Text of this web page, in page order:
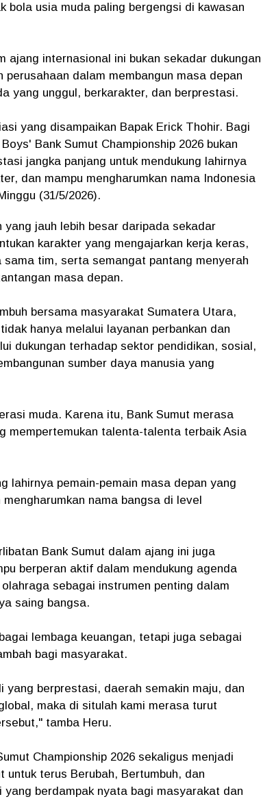
bola usia muda paling bergengsi di kawasan
ajang internasional ini bukan sekadar dukungan
dalam membangun masa depan
yang unggul, berkarakter, dan berprestasi.
yang disampaikan Bapak Erick Thohir. Bagi
Bank Sumut Championship 2026 bukan
jangka panjang untuk mendukung lahirnya
dan mampu mengharumkan nama Indonesia
(31/5/2026).
yang jauh lebih besar daripada sekadar
karakter yang mengajarkan kerja keras,
tim, serta semangat pantang menyerah
masa depan.
bersama masyarakat Sumatera Utara,
hanya melalui layanan perbankan dan
dukungan terhadap sektor pendidikan, sosial,
sumber daya manusia yang
muda. Karena itu, Bank Sumut merasa
mempertemukan talenta-talenta terbaik Asia
lahirnya pemain-pemain masa depan yang
nama bangsa di level
Bank Sumut dalam ajang ini juga
berperan aktif dalam mendukung agenda
sebagai instrumen penting dalam
saing bangsa.
lembaga keuangan, tetapi juga sebagai
bagi masyarakat.
yang berprestasi, daerah semakin maju, dan
maka di situlah kami merasa turut
tamba Heru.
Championship 2026 sekaligus menjadi
terus Berubah, Bertumbuh, dan
berdampak nyata bagi masyarakat dan